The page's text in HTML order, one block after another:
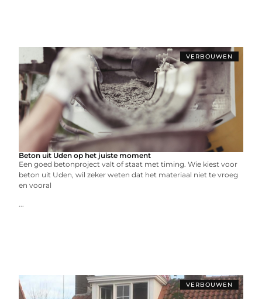
VERBOUWEN
Beton uit Uden op het juiste moment
Een goed betonproject valt of staat met timing. Wie kiest voor
beton uit Uden, wil zeker weten dat het materiaal niet te vroeg
en vooral
...
VERBOUWEN